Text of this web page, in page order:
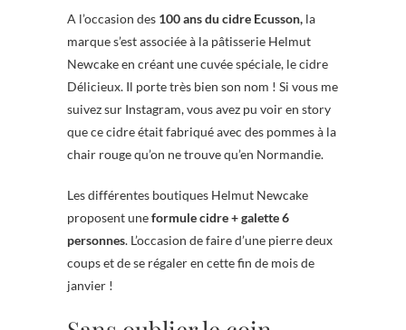
A l’occasion des 100 ans du cidre Ecusson, la
marque s’est associée à la pâtisserie Helmut
Newcake en créant une cuvée spéciale, le cidre
Délicieux. Il porte très bien son nom ! Si vous me
suivez sur Instagram, vous avez pu voir en story
que ce cidre était fabriqué avec des pommes à la
chair rouge qu’on ne trouve qu’en Normandie.
Les différentes boutiques Helmut Newcake
proposent uneformule cidre + galette 6
personnes. L’occasion de faire d’une pierre deux
coups et de se régaler en cette fin de mois de
janvier !